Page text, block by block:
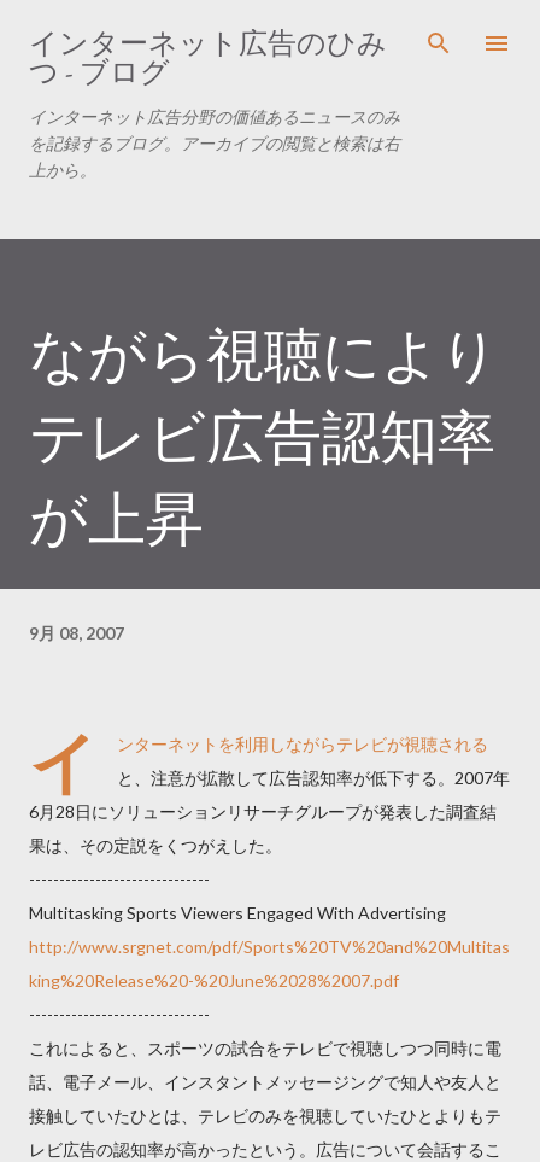
スキップしてメイン コンテンツに移動
インターネット広告のひみ
つ - ブログ
インターネット広告分野の価値あるニュースのみ
を記録するブログ。アーカイブの閲覧と検索は右
上から。
ながら視聴により
テレビ広告認知率
が上昇
9月 08, 2007
イ
ンターネットを利用しながらテレビが視聴される
と、注意が拡散して広告認知率が低下する。2007年
6月28日にソリューションリサーチグループが発表した調査結
果は、その定説をくつがえした。
------------------------------
Multitasking Sports Viewers Engaged With Advertising
http://www.srgnet.com/pdf/Sports%20TV%20and%20Multitas
king%20Release%20-%20June%2028%2007.pdf
------------------------------
これによると、スポーツの試合をテレビで視聴しつつ同時に電
話、電子メール、インスタントメッセージングで知人や友人と
接触していたひとは、テレビのみを視聴していたひとよりもテ
レビ広告の認知率が高かったという。広告について会話するこ